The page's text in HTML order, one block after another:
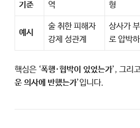
기준
역
형
예시
술 취한 피해자
강제 성관계
상사가
로 압박
핵심은 ‘폭행·협박이 있었는가’, 그리
운 의사에 반했는가’입니다.